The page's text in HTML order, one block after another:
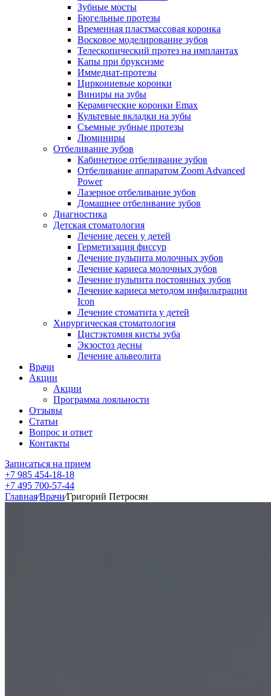
Зубные мосты
Бюгельные протезы
Временная пластмассовая коронка
Восковое моделирование зубов
Телескопический протез на имплантах
Капы при бруксизме
Иммедиат-протезы
Циркониевые коронки
Виниры на зубы
Керамические коронки Emax
Культевые вкладки на зубы
Съемные зубные протезы
Люминиры
Отбеливание зубов
Кабинетное отбеливание зубов
Отбеливание аппаратом Zoom Advanced
Power
Лазерное отбеливание зубов
Домашнее отбеливание зубов
Диагностика
Детская стоматология
Лечение десен у детей
Герметизация фиссур
Лечение пульпита молочных зубов
Лечение кариеса молочных зубов
Лечение пульпита постоянных зубов
Лечение кариеса методом инфильтрации
Icon
Лечение стоматита у детей
Хирургическая стоматология
Цистэктомия кисты зуба
Экзостоз десны
Лечение альвеолита
Врачи
Акции
Акции
Программа лояльности
Отзывы
Статьи
Вопрос и ответ
Контакты
Записаться на прием
+7 985 454-18-18
+7 495 700-57-44
Главная⁄Врачи⁄Григорий Петросян